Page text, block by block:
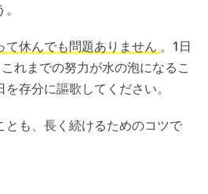
て休んでも問題ありません 。1日
れまでの努力が水の泡になるこ
存分に謳歌してください。
とも、長く続けるためのコツで